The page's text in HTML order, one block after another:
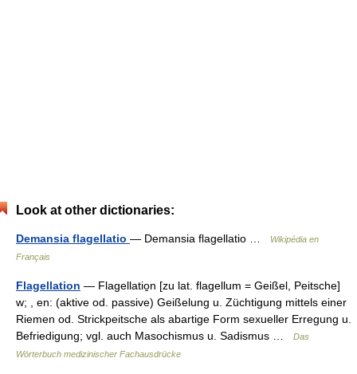
Look at other dictionaries:
Demansia flagellatio — Demansia flagellatio …
Wikipédia en
Français
Flagellation — Flagellatio̱n [zu lat. flagellum = Geißel, Peitsche]
w; , en: (aktive od. passive) Geißelung u. Züchtigung mittels einer
Riemen od. Strickpeitsche als abartige Form sexueller Erregung u.
Befriedigung; vgl. auch Masochismus u. Sadismus …
Das
Wörterbuch medizinischer Fachausdrücke